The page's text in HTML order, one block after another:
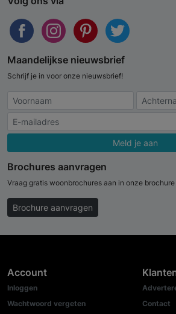
Maandelijkse nieuwsbrief
Schrijf je in voor onze nieuwsbrief!
Meld je aan
Brochures aanvragen
Vraag gratis woonbrochures aan in onze
Brochure aanvragen
Account
Inloggen
Wachtwoord vergeten
Contact